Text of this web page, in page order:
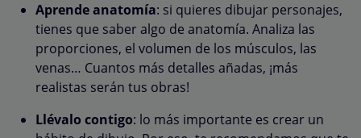
Aprende anatomía: si quieres dibujar personajes,
tienes que saber algo de anatomía. Analiza las
proporciones, el volumen de los músculos, las
venas… Cuantos más detalles añadas, ¡más
realistas serán tus obras!
Llévalo contigo: lo más importante es crear un